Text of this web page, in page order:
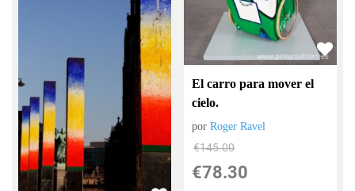
El carro para mover el
cielo.
porRoger Ravel
€145.00
€78.30